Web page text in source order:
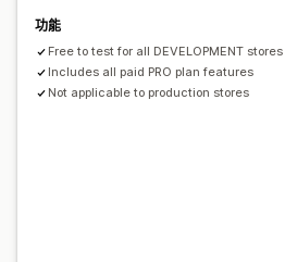
功能
Free to test for all DEVELOPMENT stores
Includes all paid PRO plan features
Not applicable to production stores